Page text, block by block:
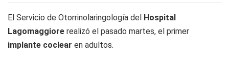
El Servicio de Otorrinolaringología del Hospital
Lagomaggiore realizó el pasado martes, el primer
implante coclear en adultos.